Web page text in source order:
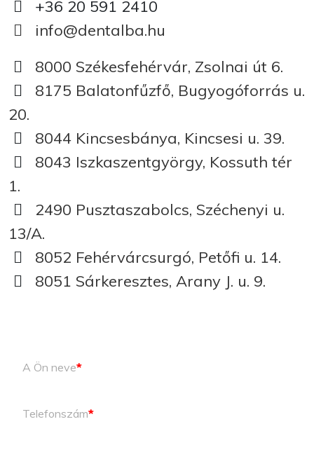
+36 20 591 2410
info@dentalba.hu
8000 Székesfehérvár, Zsolnai út 6.
8175 Balatonfűzfő, Bugyogóforrás u.
20.
8044 Kincsesbánya, Kincsesi u. 39.
8043 Iszkaszentgyörgy, Kossuth tér
1.
2490 Pusztaszabolcs, Széchenyi u.
13/A.
8052 Fehérvárcsurgó, Petőfi u. 14.
8051 Sárkeresztes, Arany J. u. 9.
A Ön neve*
Telefonszám*